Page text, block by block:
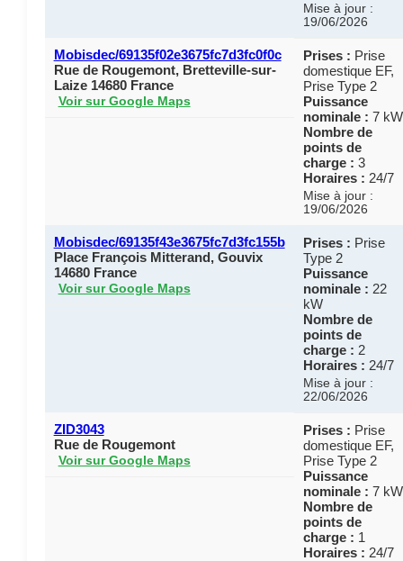
Mise à jour :
19/06/2026
Mobisdec/69135f02e3675fc7d3fc0f0c
Rue de Rougemont, Bretteville-sur-
Laize 14680 France
Voir sur Google Maps
Prises : Prise
domestique EF,
Prise Type 2
Puissance
nominale : 7 kW
Nombre de
points de
charge : 3
Horaires : 24/7
Mise à jour :
19/06/2026
Mobisdec/69135f43e3675fc7d3fc155b
Place François Mitterand, Gouvix
14680 France
Voir sur Google Maps
Prises : Prise
Type 2
Puissance
nominale : 22
kW
Nombre de
points de
charge : 2
Horaires : 24/7
Mise à jour :
22/06/2026
ZID3043
Rue de Rougemont
Voir sur Google Maps
Prises : Prise
domestique EF,
Prise Type 2
Puissance
nominale : 7 kW
Nombre de
points de
charge : 1
Horaires : 24/7